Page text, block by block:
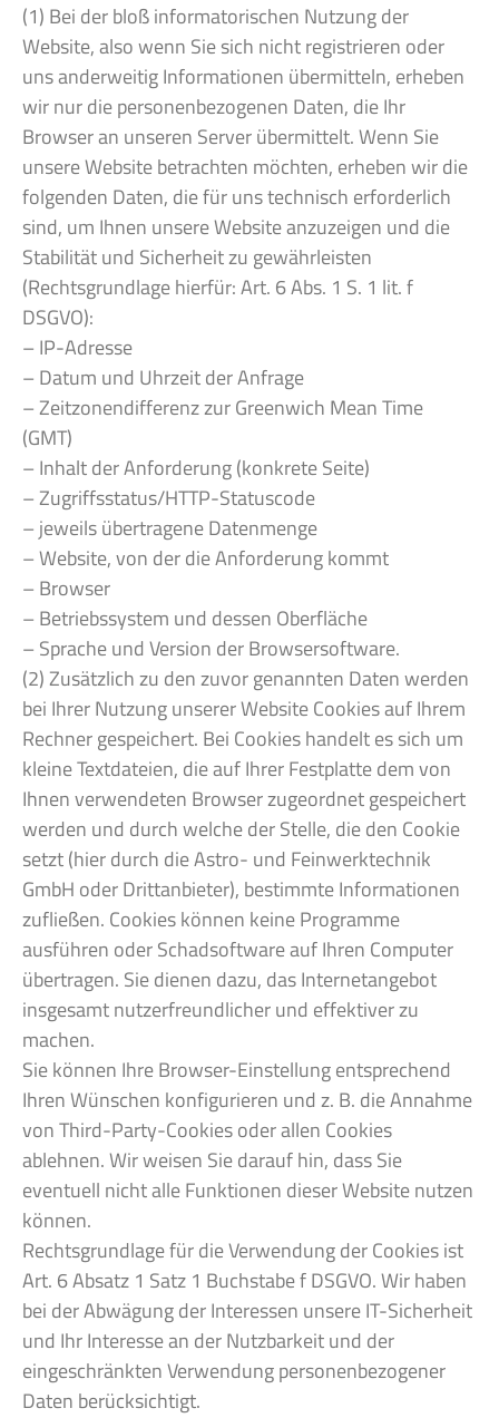
(1) Bei der bloß informatorischen Nutzung der
Website, also wenn Sie sich nicht registrieren oder
uns anderweitig Informationen übermitteln, erheben
wir nur die personenbezogenen Daten, die Ihr
Browser an unseren Server übermittelt. Wenn Sie
unsere Website betrachten möchten, erheben wir die
folgenden Daten, die für uns technisch erforderlich
sind, um Ihnen unsere Website anzuzeigen und die
Stabilität und Sicherheit zu gewährleisten
(Rechtsgrundlage hierfür: Art. 6 Abs. 1 S. 1 lit. f
DSGVO):
– IP-Adresse
– Datum und Uhrzeit der Anfrage
– Zeitzonendifferenz zur Greenwich Mean Time
(GMT)
– Inhalt der Anforderung (konkrete Seite)
– Zugriffsstatus/HTTP-Statuscode
– jeweils übertragene Datenmenge
– Website, von der die Anforderung kommt
– Browser
– Betriebssystem und dessen Oberfläche
– Sprache und Version der Browsersoftware.
(2) Zusätzlich zu den zuvor genannten Daten werden
bei Ihrer Nutzung unserer Website Cookies auf Ihrem
Rechner gespeichert. Bei Cookies handelt es sich um
kleine Textdateien, die auf Ihrer Festplatte dem von
Ihnen verwendeten Browser zugeordnet gespeichert
werden und durch welche der Stelle, die den Cookie
setzt (hier durch die Astro- und Feinwerktechnik
GmbH oder Drittanbieter), bestimmte Informationen
zufließen. Cookies können keine Programme
ausführen oder Schadsoftware auf Ihren Computer
übertragen. Sie dienen dazu, das Internetangebot
insgesamt nutzerfreundlicher und effektiver zu
machen.
Sie können Ihre Browser-Einstellung entsprechend
Ihren Wünschen konfigurieren und z. B. die Annahme
von Third-Party-Cookies oder allen Cookies
ablehnen. Wir weisen Sie darauf hin, dass Sie
eventuell nicht alle Funktionen dieser Website nutzen
können.
Rechtsgrundlage für die Verwendung der Cookies ist
Art. 6 Absatz 1 Satz 1 Buchstabe f DSGVO. Wir haben
bei der Abwägung der Interessen unsere IT-Sicherheit
und Ihr Interesse an der Nutzbarkeit und der
eingeschränkten Verwendung personenbezogener
Daten berücksichtigt.